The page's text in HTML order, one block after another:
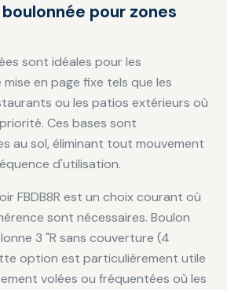
pour zones
sont idéales pour les
en page fixe tels que les
ou les patios extérieurs où
Ces bases sont
au sol, éliminant tout mouvement
d'utilisation.
FBDB8R est un choix courant où
sont nécessaires. Boulon
3 "R sans couverture (4
option est particulièrement utile
volées ou fréquentées où les